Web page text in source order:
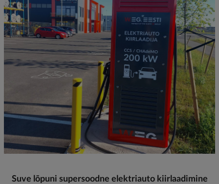
Suve lõpuni supersoodne elektriauto kiirlaadimine